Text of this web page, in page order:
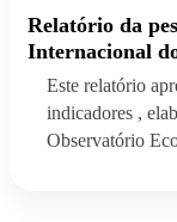
Relatório da
Internacional
Este relatório
indicadores ,
Observatório